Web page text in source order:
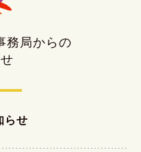
務局からの
らせ